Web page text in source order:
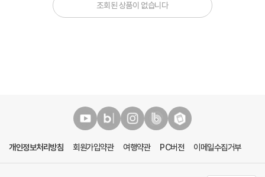
조회된 상품이 없습니다
개인정보처리방침 회원가입약관 여행약관 PC버전 이메일수집거부